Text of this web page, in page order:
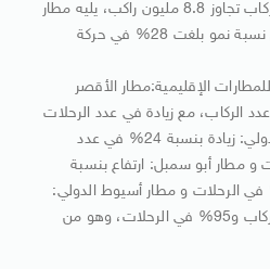
الغردقة الدولي المشهد بعدد ركاب تجاوز 8.8 مليون راكب، يليه مطار
شرم الشيخ الدولي الذي حقق نسبة نمو بلغت 28% في حركة
الإقليمية:مطار الأقصر
بنسبة 21% في عدد الركاب، مع زيادة في عدد الرحلات
إلى 10,805 و مطار أسوان الدولي: زيادة بنسبة 24% في عدد
و مطار أبو سمبل: ارتفاع بنسبة
في حركة الركاب و29% في الرحلات و مطار أسيوط الدولي:
قفزة بنسبة 66% في عدد الركاب و95% في الرحلات، وهو من